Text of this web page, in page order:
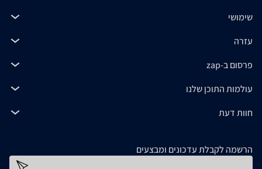
שימושי
עזרה
פרסום ב-zap
עולמות התוכן שלנו
חוות דעת
הרשמה לקבלת עדכונים ומבצעים